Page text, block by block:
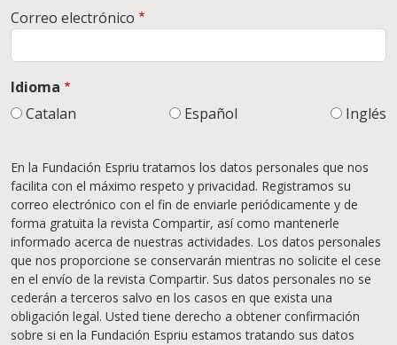
Correo electrónico
Idioma
Catalan
Español Inglés
En la Fundación Espriu tratamos los datos personales que nos
facilita con el máximo respeto y privacidad. Registramos su
correo electrónico con el fin de enviarle periódicamente y de
forma gratuita la revista Compartir, así como mantenerle
informado acerca de nuestras actividades. Los datos personales
que nos proporcione se conservarán mientras no solicite el cese
en el envío de la revista Compartir. Sus datos personales no se
cederán a terceros salvo en los casos en que exista una
obligación legal. Usted tiene derecho a obtener confirmación
sobre si en la Fundación Espriu estamos tratando sus datos